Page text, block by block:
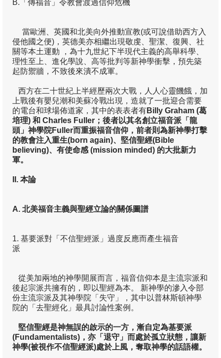
吳瑞龍
屈思宏
徐濟時
梁燕城
游斌
黃保羅
楊慶球
關啟文
馮耀榮
研究季報
季報24
季報23
B.「傳福音」令教會渡過信仰危機
當歐洲、英國和北美向外推動宣教(或可說借助西方入
侵他國之便)，英德美亦相繼出現敬虔、聖潔、復興、社
關等本土運動 ，為十九世紀下半現代主義的高舉科學、
理性至上、進化學說、高等批判等新神學衝擊，預先築
起防禦牆，不致後來潰不成軍。
西方在二十世紀上半經歷兩次大戰，人人心靈饑餓，加
上戰後有嬰兒潮和美蘇冷戰出現，造就了一批迎合需要
的電台和球場佈道家，其中的表表者有Billy Graham (葛
培理) 和 Charles Fuller ；後者以其名創立福音派「龍
頭」神學院Fuller而重振福音信仰，前者則為新神學打擊
的教會注入重生(born again)、堅信聖經(Bible
believing)、有使命感 (mission minded) 的大批新力
軍。
II. 本論
A. 北美福音主義與聖經立論的關係圖譜
1. 基要派對「不信聖經派」過度反應而產生福音
派
從美加兩地的神學開展而言，福音信仰本是主流宗派和
後起宗派共擁有的，即以聖經為本。 新神學的滲入令部
份主流宗派及其神學院「失守」，其中以普林斯頓神學
院的「去聖經化」最具討論性案例。
堅信聖經是神無誤的啟示的一方，漸自定為基要派
(Fundamentalists) ，亦「退守」而處於孤立狀態，讓新
神學(被視作不信聖經派)處於上風，奪取神學的話語權。